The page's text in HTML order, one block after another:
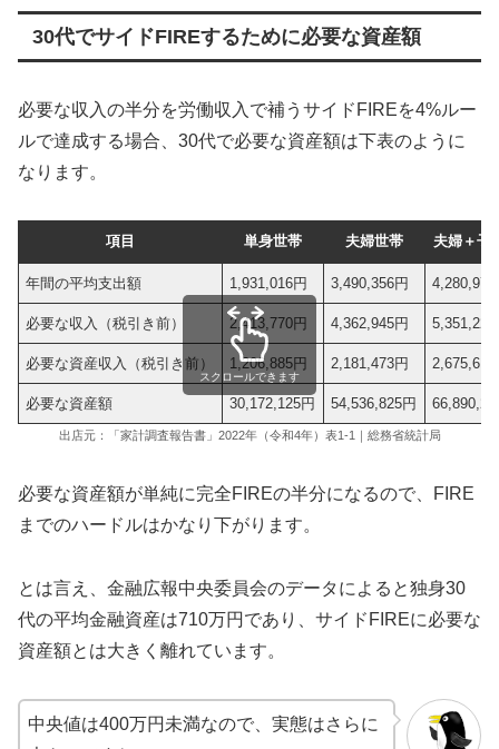
30代でサイドFIREするために必要な資産額
必要な収入の半分を労働収入で補うサイドFIREを4%ルー
ルで達成する場合、30代で必要な資産額は下表のように
なります。
項目 単身世帯 夫婦世帯 夫婦＋子
年間の平均支出額 1,931,016円 3,490,356円 4,280,976
必要な収入（税引き前） 2,413,770円 4,362,945円 5,351,220
必要な資産収入（税引き前） 1,206,885円 2,181,473円 2,675,610
必要な資産額 30,172,125円 54,536,825円
スクロールできます
出店元：「家計調査報告書」2022年（令和4年）表1‐1｜総務省統計局
必要な資産額が単純に完全FIREの半分になるので、FIRE
までのハードルはかなり下がります。
とは言え、金融広報中央委員会のデータによると独身30
代の平均金融資産は710万円であり、サイドFIREに必要な
資産額とは大きく離れています。
中央値は400万円未満なので、実態はさらに